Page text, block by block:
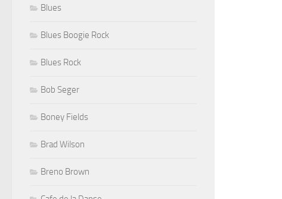
Blues
Blues Boogie Rock
Blues Rock
Bob Seger
Boney Fields
Brad Wilson
Breno Brown